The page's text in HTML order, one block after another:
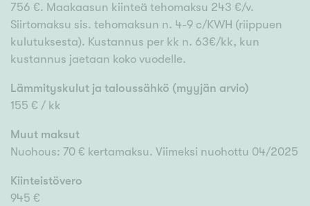
756 €. Maakaasun kiinteä tehomaksu 243 €/v.
Siirtomaksu sis. tehomaksun n. 4-9 c/KWH (riippuen
kulutuksesta). Kustannus per kk n. 63€/kk, kun
kustannus jaetaan koko vuodelle.
Lämmityskulut ja taloussähkö (myyjän arvio)
155 € / kk
Muut maksut
Nuohous: 70 € kertamaksu. Viimeksi nuohottu 04/2025
Kiinteistövero
945 €